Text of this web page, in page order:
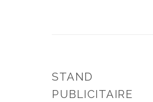
STAND
PUBLICITAIRE